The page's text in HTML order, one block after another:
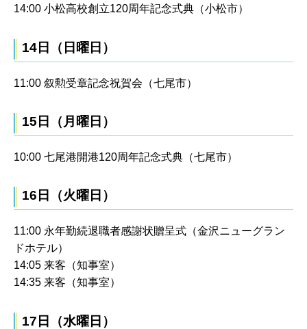
14:00 小松高校創立120周年記念式典（小松市）
14日（日曜日）
11:00 叙勲受章記念祝賀会（七尾市）
15日（月曜日）
10:00 七尾港開港120周年記念式典（七尾市）
16日（火曜日）
11:00 永年勤続退職者感謝状贈呈式（金沢ニューグラン
ドホテル）
14:05 来客（知事室）
14:35 来客（知事室）
17日（水曜日）